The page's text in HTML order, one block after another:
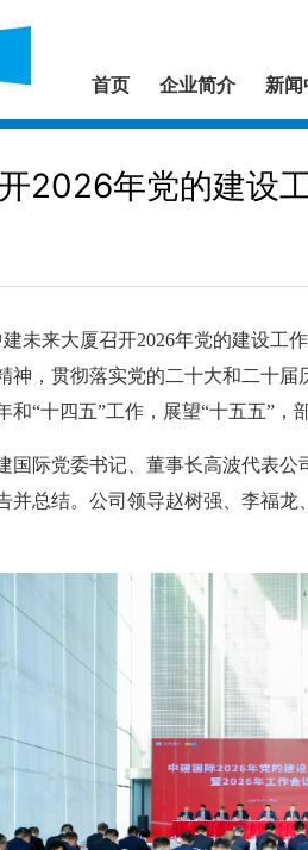
首页 企业简介 新闻
2026年党的建设
来大厦召开2026年党的建设工
神，贯彻落实党的二十大和二十届
和“十四五”工作，展望“十五五”，
际党委书记、董事长高波代表公
并总结。公司领导赵树强、李福